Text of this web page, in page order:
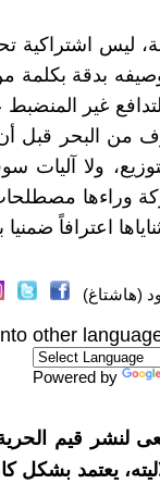
ليس اشتراكية
بدقة بكلمة
غير
من البحر
ولا آليات
وراءها مصطلحات
اعترافاً ضمنيا
(هاشتاغ)
other
Powered by
قيم الحرية،
يعتمد